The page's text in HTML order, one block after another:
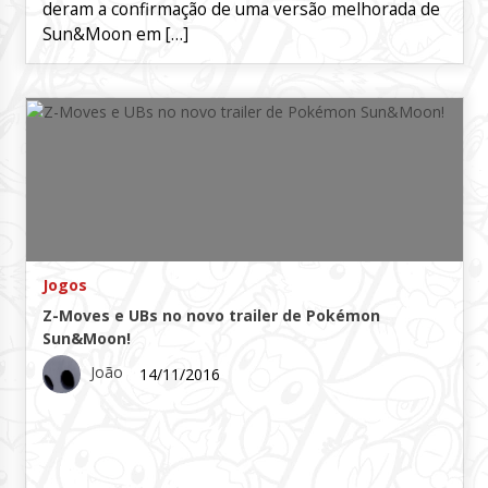
deram a confirmação de uma versão melhorada de
Sun&Moon em […]
Jogos
Z-Moves e UBs no novo trailer de Pokémon
Sun&Moon!
João
14/11/2016